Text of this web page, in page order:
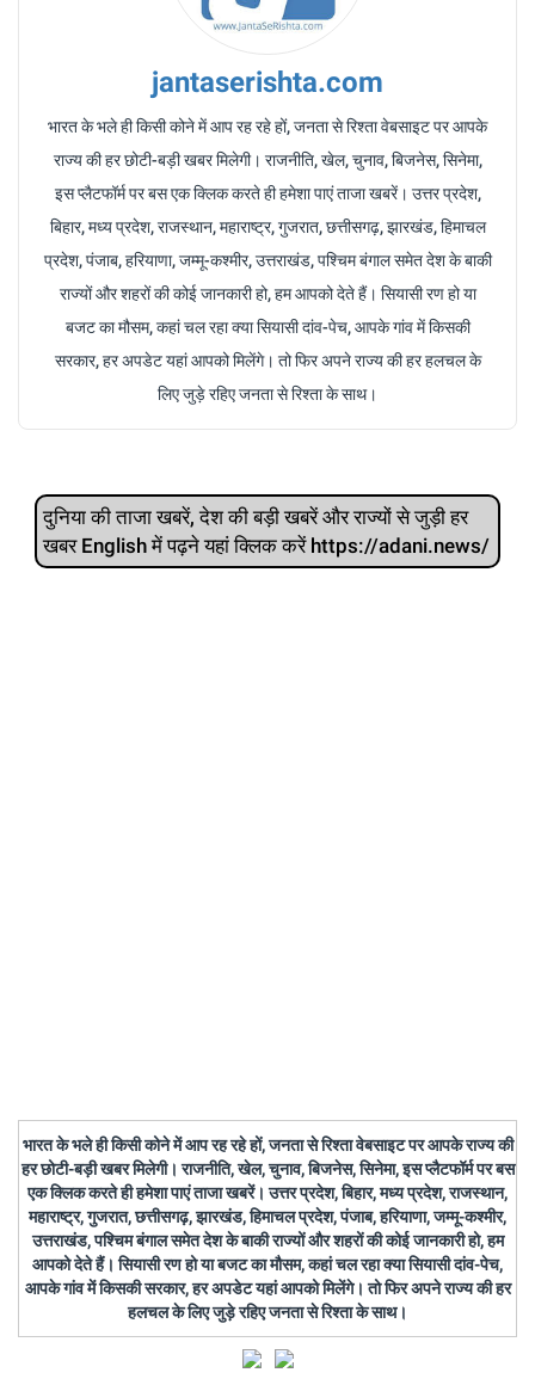
jantaserishta.com
भारत के भले ही किसी कोने में आप रह रहे हों, जनता से रिश्ता वेबसाइट पर आपके
राज्य की हर छोटी-बड़ी खबर मिलेगी। राजनीति, खेल, चुनाव, बिजनेस, सिनेमा,
इस प्लैटफॉर्म पर बस एक क्लिक करते ही हमेशा पाएं ताजा खबरें। उत्तर प्रदेश,
बिहार, मध्य प्रदेश, राजस्थान, महाराष्ट्र, गुजरात, छत्तीसगढ़, झारखंड, हिमाचल
प्रदेश, पंजाब, हरियाणा, जम्मू-कश्मीर, उत्तराखंड, पश्चिम बंगाल समेत देश के बाकी
राज्यों और शहरों की कोई जानकारी हो, हम आपको देते हैं। सियासी रण हो या
बजट का मौसम, कहां चल रहा क्या सियासी दांव-पेच, आपके गांव में किसकी
सरकार, हर अपडेट यहां आपको मिलेंगे। तो फिर अपने राज्य की हर हलचल के
लिए जुड़े रहिए जनता से रिश्ता के साथ।
दुनिया की ताजा खबरें, देश की बड़ी खबरें और राज्‍यों से जुड़ी हर
खबर English में पढ़ने यहां क्लिक करें https://adani.news/
भारत के भले ही किसी कोने में आप रह रहे हों, जनता से रिश्ता वेबसाइट पर आपके राज्य की
हर छोटी-बड़ी खबर मिलेगी। राजनीति, खेल, चुनाव, बिजनेस, सिनेमा, इस प्लैटफॉर्म पर बस
एक क्लिक करते ही हमेशा पाएं ताजा खबरें। उत्तर प्रदेश, बिहार, मध्य प्रदेश, राजस्थान,
महाराष्ट्र, गुजरात, छत्तीसगढ़, झारखंड, हिमाचल प्रदेश, पंजाब, हरियाणा, जम्मू-कश्मीर,
उत्तराखंड, पश्चिम बंगाल समेत देश के बाकी राज्यों और शहरों की कोई जानकारी हो, हम
आपको देते हैं। सियासी रण हो या बजट का मौसम, कहां चल रहा क्या सियासी दांव-पेच,
आपके गांव में किसकी सरकार, हर अपडेट यहां आपको मिलेंगे। तो फिर अपने राज्य की हर
हलचल के लिए जुड़े रहिए जनता से रिश्ता के साथ।